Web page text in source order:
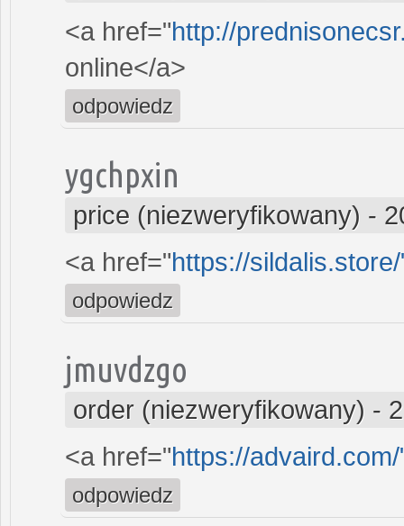
<a href="http://
online</a>
odpowiedz
ygchpxin
price (niezweryfikowany) -
<a href="https://
odpowiedz
jmuvdzgo
order (niezweryfikowany) -
<a href="https://
odpowiedz